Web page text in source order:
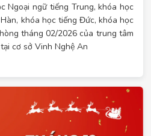
Ngoại ngữ tiếng Trung, khóa học
khóa học tiếng Đức, khóa học
tháng 02/2026 của trung tâm
cơ sở Vinh Nghệ An